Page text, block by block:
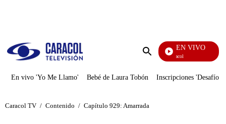
Enviar
EN VIVO
Noticias Caracol
En vivo 'Yo Me Llamo' Bebé de Laura Tobón Inscripciones 'Desafío'
Caracol TV / Contenido / Capítulo 929: Amarrada